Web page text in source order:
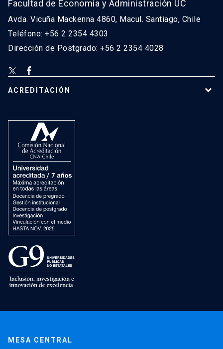
Facultad de Economía y Administración UC
Avda. Vicuña Mackenna 4860, Macul. Santiago, Chile
Teléfono: +56 2 2354 4303
Dirección de Postgrado: +56 2 2354 4028
ACREDITACIÓN
MESA CENTRAL